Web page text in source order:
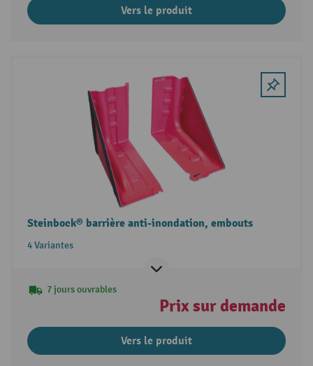
Vers le produit
Steinbock® barrière anti-inondation, embouts
4 Variantes
7 jours ouvrables
Prix sur demande
Vers le produit